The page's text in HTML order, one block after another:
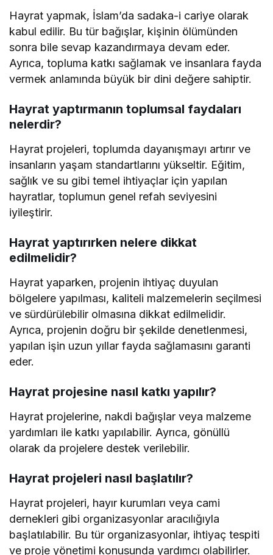
Hayrat yapmak, İslam’da sadaka-i cariye olarak
kabul edilir. Bu tür bağışlar, kişinin ölümünden
sonra bile sevap kazandırmaya devam eder.
Ayrıca, topluma katkı sağlamak ve insanlara fayda
vermek anlamında büyük bir dini değere sahiptir.
Hayrat yaptırmanın toplumsal faydaları
nelerdir?
Hayrat projeleri, toplumda dayanışmayı artırır ve
insanların yaşam standartlarını yükseltir. Eğitim,
sağlık ve su gibi temel ihtiyaçlar için yapılan
hayratlar, toplumun genel refah seviyesini
iyileştirir.
Hayrat yaptırırken nelere dikkat
edilmelidir?
Hayrat yaparken, projenin ihtiyaç duyulan
bölgelere yapılması, kaliteli malzemelerin seçilmesi
ve sürdürülebilir olmasına dikkat edilmelidir.
Ayrıca, projenin doğru bir şekilde denetlenmesi,
yapılan işin uzun yıllar fayda sağlamasını garanti
eder.
Hayrat projesine nasıl katkı yapılır?
Hayrat projelerine, nakdi bağışlar veya malzeme
yardımları ile katkı yapılabilir. Ayrıca, gönüllü
olarak da projelere destek verilebilir.
Hayrat projeleri nasıl başlatılır?
Hayrat projeleri, hayır kurumları veya cami
dernekleri gibi organizasyonlar aracılığıyla
başlatılabilir. Bu tür organizasyonlar, ihtiyaç tespiti
ve proje yönetimi konusunda yardımcı olabilirler.